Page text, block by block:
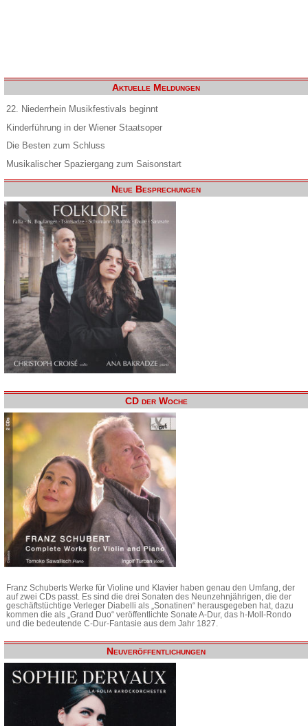
Aktuelle Meldungen
22. Niederrhein Musikfestivals beginnt
Kinderführung in der Wiener Staatsoper
Die Besten zum Schluss
Musikalischer Spaziergang zum Saisonstart
Neue Besprechungen
CD der Woche
Franz Schuberts Werke für Violine und Klavier haben genau den Umfang, der
auf zwei CDs passt. Es sind die drei Sonaten des Neunzehnjährigen, die der
geschäftstüchtige Verleger Diabelli als „Sonatinen“ herausgegeben hat, dazu
kommen die als „Grand Duo“ veröffentlichte Sonate A-Dur, das h-Moll-Rondo
und die bedeutende C-Dur-Fantasie aus dem Jahr 1827.
Neuveröffentlichungen